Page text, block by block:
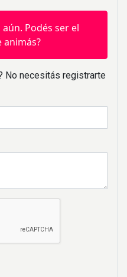
Podés ser el
animás?
No necesitás registrarte